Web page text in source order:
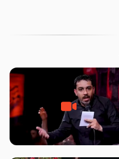
شور ، حسینا! به‌ حق زهرا «أُنْظُرْ
إِلَینا» – عزاداری شب هفتم ماه